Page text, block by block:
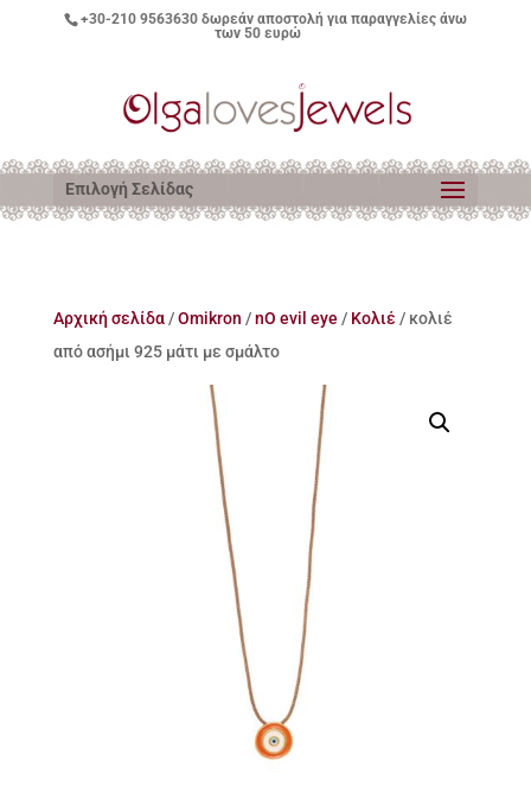
+30-210 9563630δωρεάν αποστολή για παραγγελίες άνω
των 50 ευρώ
Επιλογή Σελίδας
Αρχική σελίδα/Omikron /nO evil eye / Κολιέ / κολιέ
από ασήμι 925 μάτι με σμάλτο